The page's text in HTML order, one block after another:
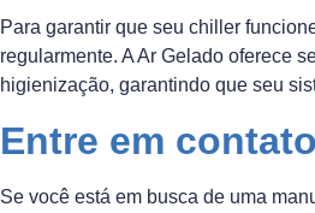
Para garantir que seu chiller
regularmente. A Ar Gelado oferece
higienização, garantindo que seu
Entre em
Se você está em busca de uma